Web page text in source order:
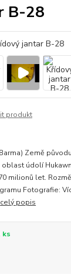
B-28
produkt
Země
údolí
milionů let.
Fotografie:
celý popis
ks